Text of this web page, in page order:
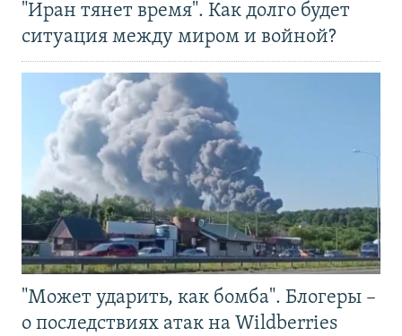
"Иран тянет время". Как долго будет
ситуация между миром и войной?
"Может ударить, как бомба". Блогеры –
о последствиях атак на Wildberries